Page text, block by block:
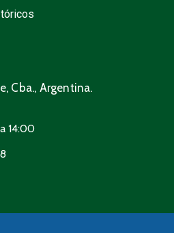
Cba., Argentina.
14:00